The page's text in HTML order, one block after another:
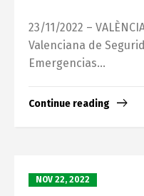
23/11/2022 –
Valenciana de
Emergencias...
Continue reading
NOV 22, 2022